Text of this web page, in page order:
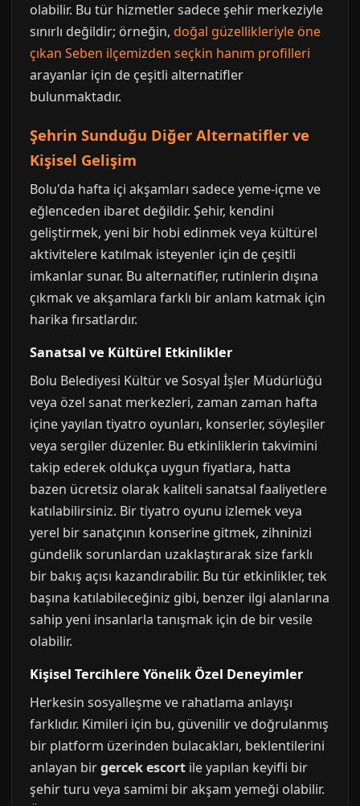
olabilir. Bu tür hizmetler sadece şehir merkeziyle
sınırlı değildir; örneğin, doğal güzellikleriyle öne
çıkan Seben ilçemizden seçkin hanım profilleri
arayanlar için de çeşitli alternatifler
bulunmaktadır.
Şehrin Sunduğu Diğer Alternatifler ve
Kişisel Gelişim
Bolu'da hafta içi akşamları sadece yeme-içme ve
eğlenceden ibaret değildir. Şehir, kendini
geliştirmek, yeni bir hobi edinmek veya kültürel
aktivitelere katılmak isteyenler için de çeşitli
imkanlar sunar. Bu alternatifler, rutinlerin dışına
çıkmak ve akşamlara farklı bir anlam katmak için
harika fırsatlardır.
Sanatsal ve Kültürel Etkinlikler
Bolu Belediyesi Kültür ve Sosyal İşler Müdürlüğü
veya özel sanat merkezleri, zaman zaman hafta
içine yayılan tiyatro oyunları, konserler, söyleşiler
veya sergiler düzenler. Bu etkinliklerin takvimini
takip ederek oldukça uygun fiyatlara, hatta
bazen ücretsiz olarak kaliteli sanatsal faaliyetlere
katılabilirsiniz. Bir tiyatro oyunu izlemek veya
yerel bir sanatçının konserine gitmek, zihninizi
gündelik sorunlardan uzaklaştırarak size farklı
bir bakış açısı kazandırabilir. Bu tür etkinlikler, tek
başına katılabileceğiniz gibi, benzer ilgi alanlarına
sahip yeni insanlarla tanışmak için de bir vesile
olabilir.
Kişisel Tercihlere Yönelik Özel Deneyimler
Herkesin sosyalleşme ve rahatlama anlayışı
farklıdır. Kimileri için bu, güvenilir ve doğrulanmış
bir platform üzerinden bulacakları, beklentilerini
anlayan birgercek escort ile yapılan keyifli bir
şehir turu veya samimi bir akşam yemeği olabilir.